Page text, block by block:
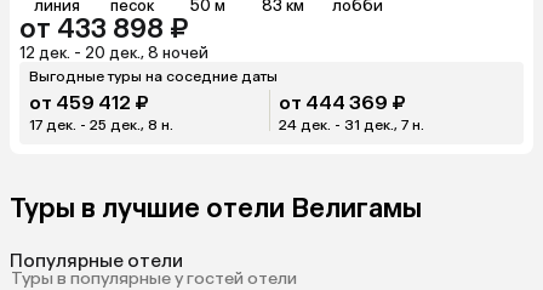
линия песок 50 м 83 км лобби
от 433 898 ₽
12 дек. - 20 дек., 8 ночей
Выгодные туры на соседние даты
от 459 412 ₽
17 дек. - 25 дек., 8 н.
от 444 369 ₽
24 дек. - 31 дек., 7 н.
Туры в лучшие отели Велигамы
Популярные отели
Туры в популярные у гостей отели